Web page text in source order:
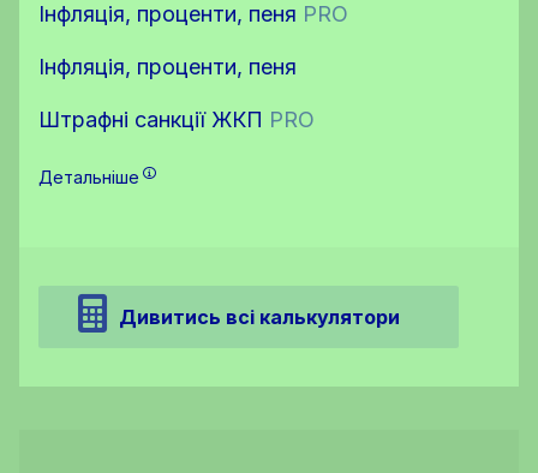
Інфляція, проценти, пеня PRO
Інфляція, проценти, пеня
Штрафні санкції ЖКП PRO
Детальніше
Дивитись всі калькулятори